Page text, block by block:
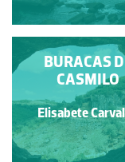
BURACAS
CASMILO
Elisabete